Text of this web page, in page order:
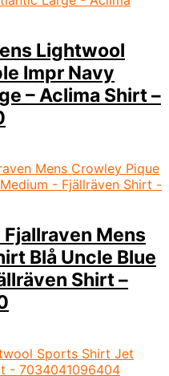
Lightwool
Impr Navy
– Aclima Shirt –
Fjallraven Mens
Blå Uncle Blue
Shirt –